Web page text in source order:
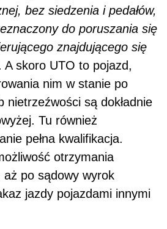
bez siedzenia i pedałów,
do poruszania się
znajdującego się
A skoro UTO to pojazd,
nim w stanie po
nietrzeźwości są dokładnie
Tu również
pełna kwalifikacja.
otrzymania
po sądowy wyrok
jazdy pojazdami innymi